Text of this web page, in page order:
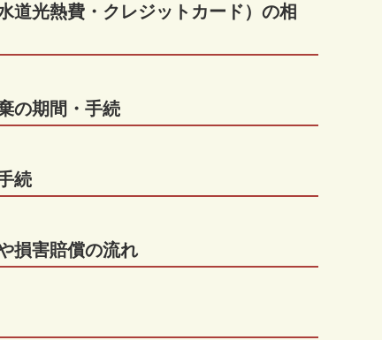
道光熱費・クレジットカード）の相
の期間・手続
続
損害賠償の流れ